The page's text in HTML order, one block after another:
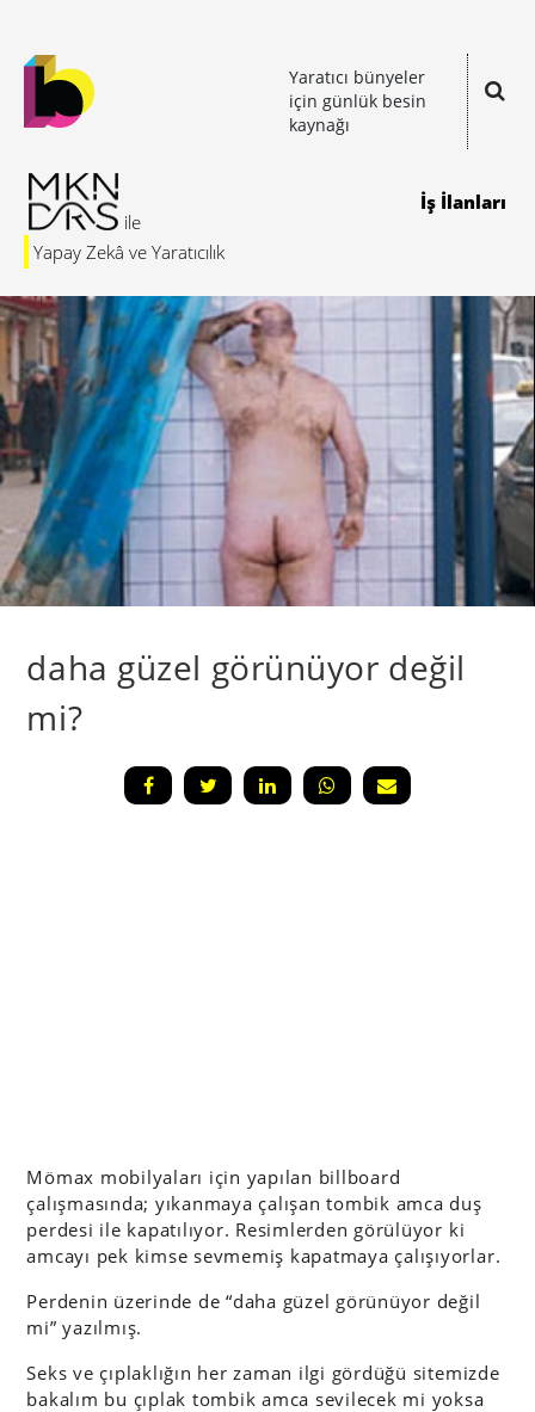
Yaratıcı bünyeler
için günlük besin
kaynağı
Yapay Zekâ ve Yaratıcılık
İş İlanları
daha güzel görünüyor değil
mi?
Mömax mobilyaları için yapılan billboard
çalışmasında; yıkanmaya çalışan tombik amca duş
perdesi ile kapatılıyor. Resimlerden görülüyor ki
amcayı pek kimse sevmemiş kapatmaya çalışıyorlar.
Perdenin üzerinde de “daha güzel görünüyor değil
mi” yazılmış.
Seks ve çıplaklığın her zaman ilgi gördüğü sitemizde
bakalım bu çıplak tombik amca sevilecek mi yoksa